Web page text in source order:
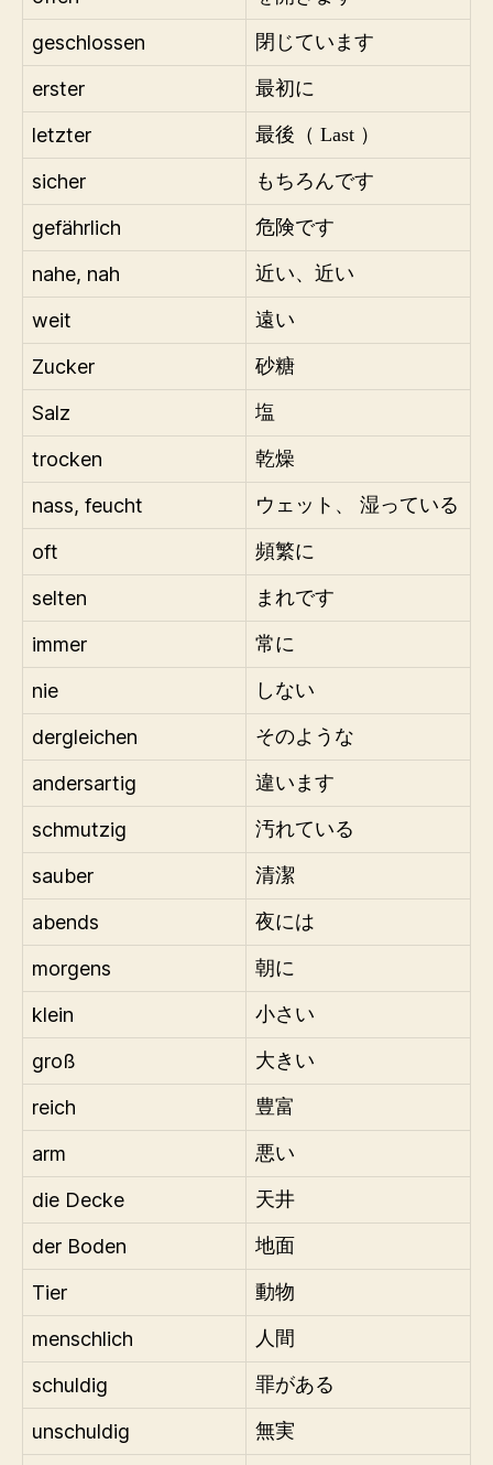
geschlossen 閉じています
erster 最初に
letzter 最後（ Last ）
sicher もちろんです
gefährlich 危険です
nahe, nah 近い、近い
weit 遠い
Zucker 砂糖
Salz 塩
trocken 乾燥
nass, feucht ウェット、 湿っている
oft 頻繁に
selten まれです
immer 常に
nie しない
dergleichen そのような
andersartig 違います
schmutzig 汚れている
sauber 清潔
abends 夜には
morgens 朝に
klein 小さい
groß 大きい
reich 豊富
arm 悪い
die Decke 天井
der Boden 地面
Tier 動物
menschlich 人間
schuldig 罪がある
unschuldig 無実